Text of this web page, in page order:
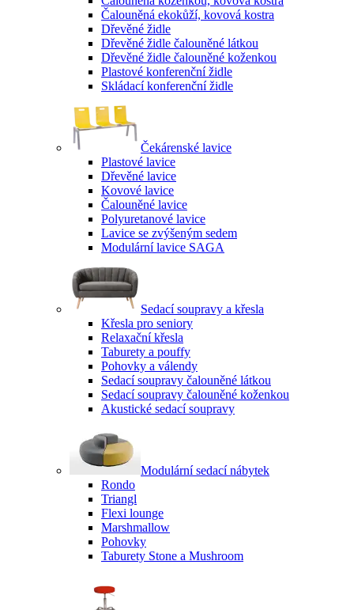
Čalouněná ekokůží, kovová kostra
Dřevěné židle
Dřevěné židle čalouněné látkou
Dřevěné židle čalouněné koženkou
Plastové konferenční židle
Skládací konferenční židle
Čekárenské lavice
Plastové lavice
Dřevěné lavice
Kovové lavice
Čalouněné lavice
Polyuretanové lavice
Lavice se zvýšeným sedem
Modulární lavice SAGA
Sedací soupravy a křesla
Křesla pro seniory
Relaxační křesla
Taburety a pouffy
Pohovky a válendy
Sedací soupravy čalouněné látkou
Sedací soupravy čalouněné koženkou
Akustické sedací soupravy
Modulární sedací nábytek
Rondo
Triangl
Flexi lounge
Marshmallow
Pohovky
Taburety Stone a Mushroom